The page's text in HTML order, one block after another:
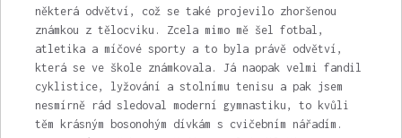
některá odvětví, což se také projevilo zhoršenou
známkou z tělocviku. Zcela mimo mě šel fotbal,
atletika a míčové sporty a to byla právě odvětví,
která se ve škole známkovala. Já naopak velmi fandil
cyklistice, lyžování a stolnímu tenisu a pak jsem
nesmírně rád sledoval moderní gymnastiku, to kvůli
těm krásným bosonohým dívkám s cvičebním nářadím.